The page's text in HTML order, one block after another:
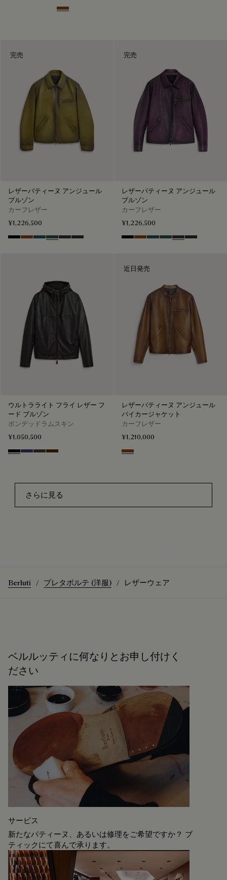
Deep Sepia
完売
レザーパティーヌ アンジュール
ブルゾン
カーフレザー
¥1,226,500
Black Shade
Cacao Intenso
Meteorite
Light Nero Caviar
GrapesVerbena
完売
レザーパティーヌ アンジュール
ブルゾン
カーフレザー
¥1,226,500
Black Shade
Cacao Intenso
Meteorite
Light Nero Caviar
GrapesVerbena
ウルトラライト フライ レザー フ
ード ブルゾン
ボンデッドラムスキン
¥1,050,500
NoirMarineBrown Taupe
Chocolate Brown
近日発売
レザーパティーヌ アンジュール
バイカージャケット
カーフレザー
¥1,210,000
Jungle Brown
さらに見る
Berluti プレタポルテ (洋服) レザーウェア
ベルルッティに何なりとお申し付けく
ださい
サービス
新たなパティーヌ、あるいは修理をご希望ですか？ ブ
ティックにて喜んで承ります。